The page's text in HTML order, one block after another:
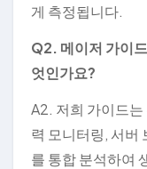
게 측정됩니다.
Q2. 메이저 가이
엇인가요?
A2. 저희 가이드
력 모니터링, 서버
를 통합 분석하여